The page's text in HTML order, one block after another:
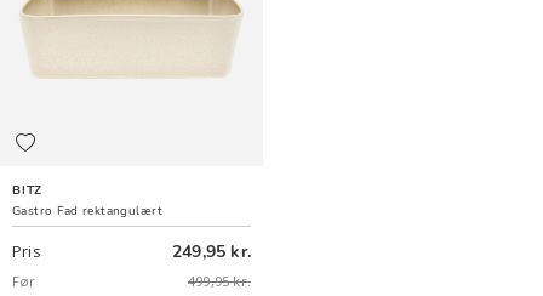
BITZ
Gastro Fad rektangulært
Pris 249,95 kr.
Før 499,95 kr.